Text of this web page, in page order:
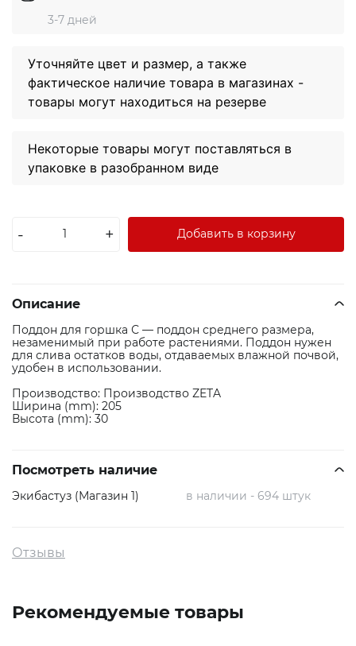
3-7 дней
Уточняйте цвет и размер, а также
фактическое наличие товара в магазинах -
товары могут находиться на резерве
Некоторые товары могут поставляться в
упаковке в разобранном виде
- + Добавить в корзину
Описание
Поддон для горшка С — поддон среднего размера,
незаменимый при работе растениями. Поддон нужен
для слива остатков воды, отдаваемых влажной почвой,
удобен в использовании.
Производство: Производство ZETA
Ширина (mm): 205
Высота (mm): 30
Посмотреть наличие
Экибастуз (Магазин 1) в наличии - 694 штук
Отзывы
Рекомендуемые товары